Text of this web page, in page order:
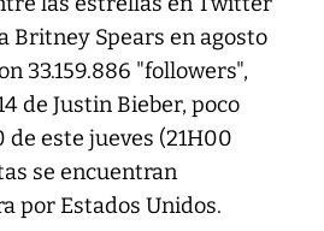
Britney Spears en agosto
33.159.886 "followers",
de Justin Bieber, poco
de este jueves (21H00
se encuentran
por Estados Unidos.